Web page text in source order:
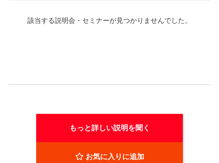
該当する説明会・セミナーが見つかりませんでした。
もっと詳しい説明を聞く
お気に入りに追加